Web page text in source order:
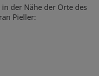
der Nähe der Orte des
Pieller: